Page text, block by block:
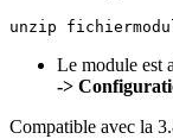
Le module est
->
Compatible avec la